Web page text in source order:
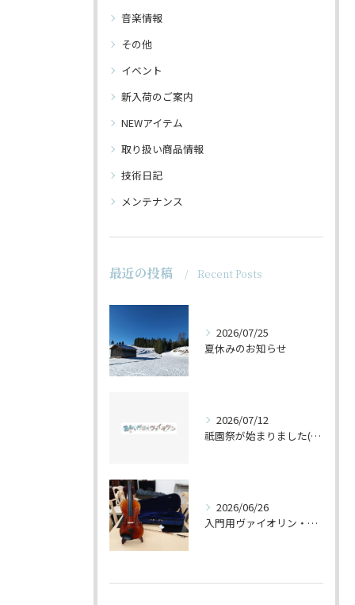
音楽情報
その他
イベント
新入荷のご案内
NEWアイテム
取り扱い商品情報
技術日記
メンテナンス
最近の投稿 Recent Posts
2026/07/25
夏休みのお知らせ
2026/07/12
祇園祭が始まりました(^^♪
2026/06/26
入門用ヴァイオリン・セットの仕上げ♪